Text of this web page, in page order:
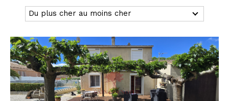
Du plus cher au moins cher
Ville
Budget
Budget
Surface
Surface